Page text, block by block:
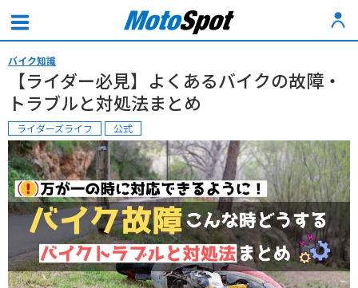
バイク知識
【ライダー必見】よくあるバイクの故障・
トラブルと対処法まとめ
ライダーズライフ 公式